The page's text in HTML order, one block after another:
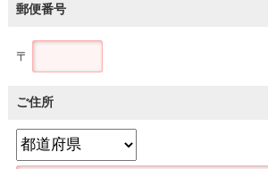
郵便番号
〒
ご住所